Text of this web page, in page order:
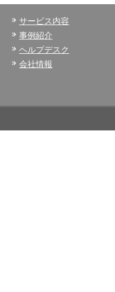
サービス内容
事例紹介
ヘルプデスク
会社情報